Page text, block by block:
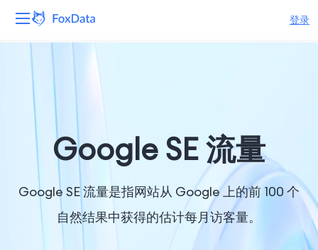
登录
产品
解决方案 Google SE 流量
Google SE 流量是指网站从 Google 上的前 100 个
自然结果中获得的估计每月访客量。